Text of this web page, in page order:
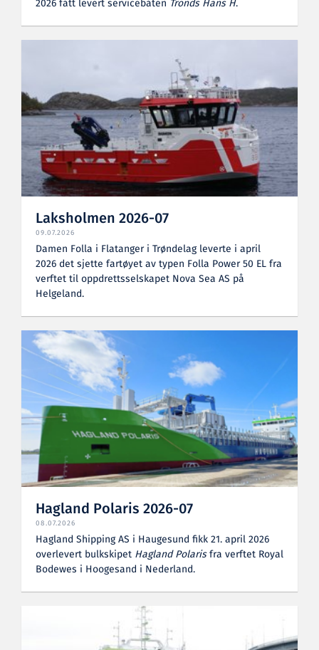
2026 fått levert servicebåten Tronds Hans H.
Laksholmen 2026-07
09.07.2026
Damen Folla i Flatanger i Trøndelag leverte i april
2026 det sjette fartøyet av typen Folla Power 50 EL fra
verftet til oppdrettsselskapet Nova Sea AS på
Helgeland.
Hagland Polaris 2026-07
08.07.2026
Hagland Shipping AS i Haugesund fikk 21. april 2026
overlevert bulkskipet Hagland Polarisfra verftet Royal
Bodewes i Hoogesand i Nederland.